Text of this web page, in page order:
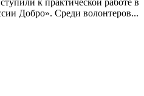
Добро». Среди волонтеров...